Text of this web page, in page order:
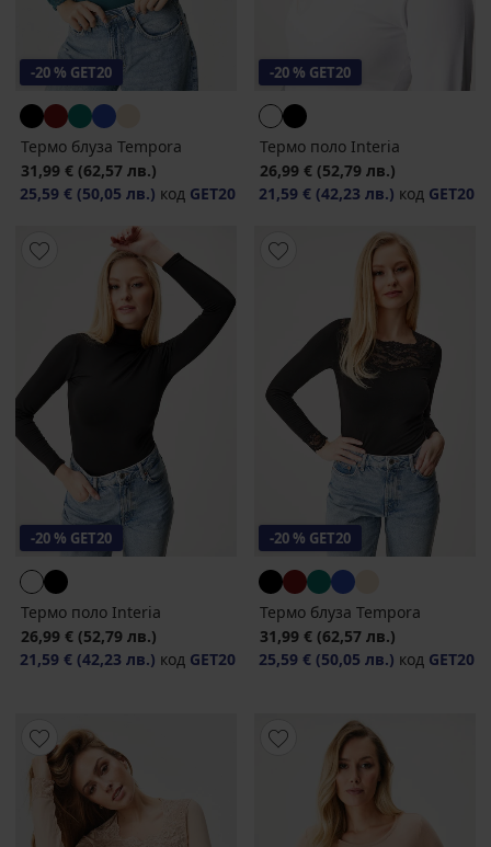
-20 % GET20
Термо блуза Tempora
31,99 € (62,57 лв.)
25,59 € (50,05 лв.) код GET20
-20 % GET20
Термо поло Interia
26,99 € (52,79 лв.)
21,59 € (42,23 лв.) код GET20
-20 % GET20
Термо поло Interia
26,99 € (52,79 лв.)
21,59 € (42,23 лв.) код GET20
-20 % GET20
Термо блуза Tempora
31,99 € (62,57 лв.)
25,59 € (50,05 лв.) код GET20